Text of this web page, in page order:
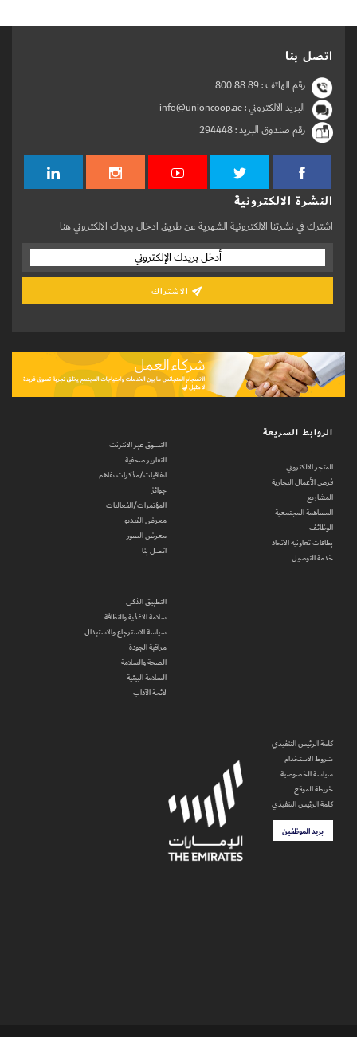
اتصل بنا
رقم الهاتف :800 88 89
البريد الالكتروني : info@unioncoop.ae
رقم صندوق البريد :294448
النشرة الالكترونية
اشترك في نشرتنا الالكترونية الشهرية عن طريق ادخال بريدك الالكتروني هنا
الروابط السريعة
المتجر الالكتروني
فرص الأعمال التجارية
المشاريع
المساهمة المجتمعية
الوظائف
بطاقات تعاونية الاتحاد
خدمة التوصيل
التسوق عبر الانترنت
التقارير صحفية
اتفاقيات/مذكرات تفاهم
جوائز
المؤتمرات/الفعاليات
معرض الفيديو
معرض الصور
اتصل بنا
التطبيق الذكي
سلامة الاغذية والنظافة
سياسة الاسترجاع والاستبدال
مراقبة الجودة
الصحة والسلامة
السلامة البيئية
لائحة الآداب
كلمة الرئيس التنفيذي
شروط الاستخدام
سياسة الخصوصية
خريطة الموقع
كلمة الرئيس التنفيذي
بريد الموظفين